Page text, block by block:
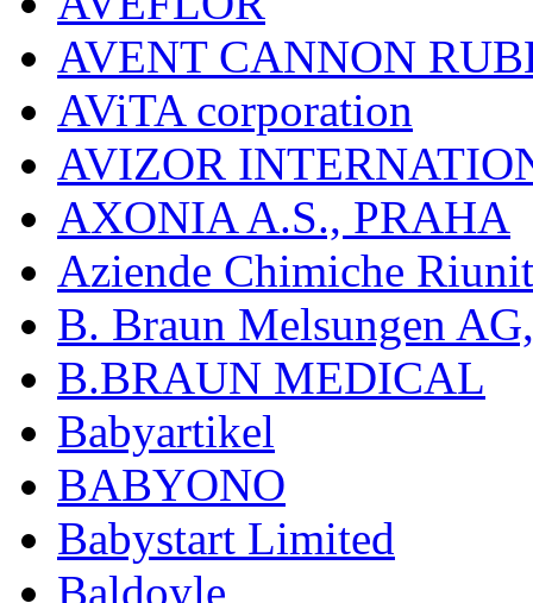
AVENT CANNON
AViTA corporation
AVIZOR
AXONIA A.S., PRAHA
Aziende Chimiche
B. Braun Melsungen
B.BRAUN MEDICAL
Babyartikel
BABYONO
Babystart Limited
Baldoyle